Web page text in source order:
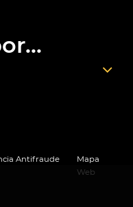
Antifraude
Mapa
Web